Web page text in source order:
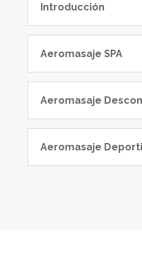
Introducción
Aeromasaje SPA
Aeromasaje
Aeromasaje